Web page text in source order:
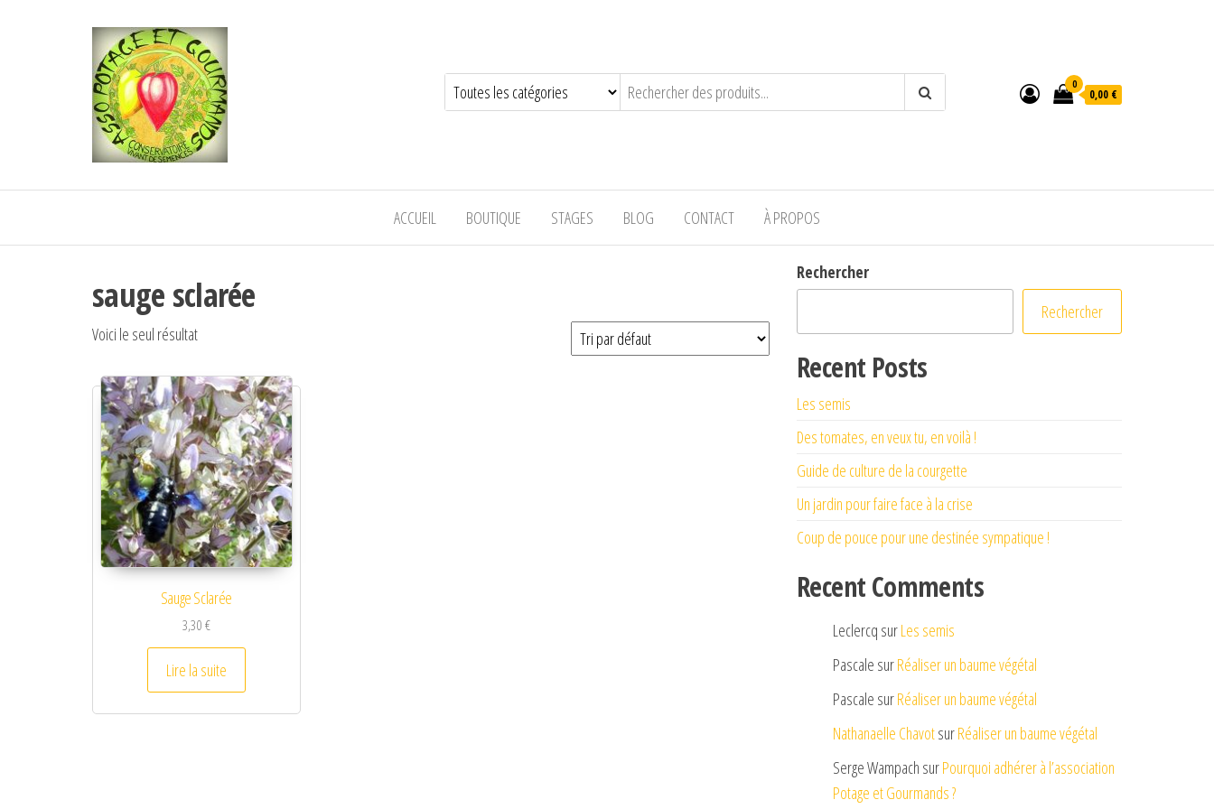
0
0,00 €
ACCUEIL BOUTIQUE STAGES BLOG CONTACT À PROPOS
sauge sclarée
Voici le seul résultat
Sauge Sclarée
3,30€
Lire la suite
Rechercher
Rechercher
Recent Posts
Les semis
Des tomates, en veux tu, en voilà !
Guide de culture de la courgette
Un jardin pour faire face à la crise
Coup de pouce pour une destinée sympatique !
Recent Comments
Leclercq surLes semis
Pascale surRéaliser un baume végétal
Pascale surRéaliser un baume végétal
Nathanaelle ChavotsurRéaliser un baume végétal
Serge Wampach surPourquoi adhérer à l’association
Potage et Gourmands ?